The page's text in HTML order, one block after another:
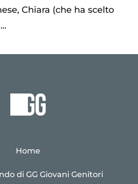
Chiara (che ha scelto
Home
di GG Giovani Genitori